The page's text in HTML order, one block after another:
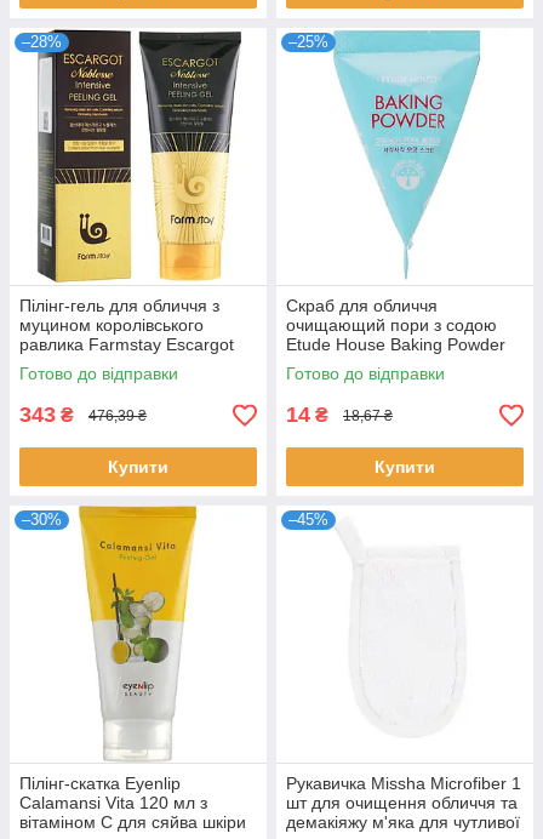
–28%
Пілінг-гель для обличчя з
муцином королівського
равлика Farmstay Escargot
Noblesse Intensive Peeling
Gel 180 мл
Готово до відправки
343 ₴ 476,39 ₴
Купити
–25%
Скраб для обличчя
очищающий пори з содою
Etude House Baking Powder
Crunch Pore Scrub 7 мл
Готово до відправки
14 ₴ 18,67 ₴
Купити
–30%
Пілінг-скатка Eyenlip
Calamansi Vita 120 мл з
вітаміном С для сяйва шкіри
–45%
Рукавичка Missha Microfiber 1
шт для очищення обличчя та
демакіяжу м'яка для чутливої